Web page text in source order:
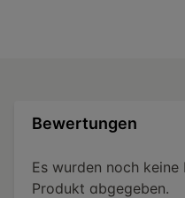
Bewertungen
Es wurden noch
Produkt abgegeben.